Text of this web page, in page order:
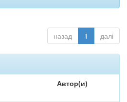
назад 1 далі
Автор(и)